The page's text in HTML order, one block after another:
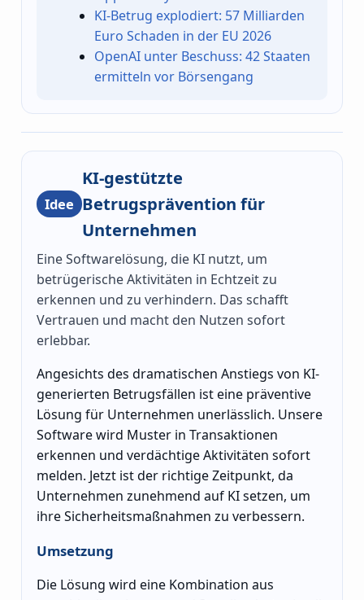
KI-Betrug explodiert: 57 Milliarden
Euro Schaden in der EU 2026
OpenAI unter Beschuss: 42 Staaten
ermitteln vor Börsengang
Idee
KI-gestützte
Betrugsprävention für
Unternehmen
Eine Softwarelösung, die KI nutzt, um
betrügerische Aktivitäten in Echtzeit zu
erkennen und zu verhindern. Das schafft
Vertrauen und macht den Nutzen sofort
erlebbar.
Angesichts des dramatischen Anstiegs von KI-
generierten Betrugsfällen ist eine präventive
Lösung für Unternehmen unerlässlich. Unsere
Software wird Muster in Transaktionen
erkennen und verdächtige Aktivitäten sofort
melden. Jetzt ist der richtige Zeitpunkt, da
Unternehmen zunehmend auf KI setzen, um
ihre Sicherheitsmaßnahmen zu verbessern.
Umsetzung
Die Lösung wird eine Kombination aus